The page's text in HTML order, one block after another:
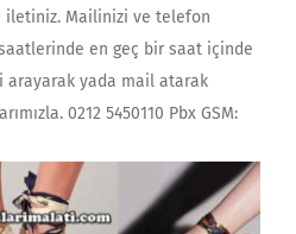
iletiniz. Mailinizi ve telefon
saatlerinde en geç bir saat içinde
yada mail atarak
0212 5450110 Pbx GSM: